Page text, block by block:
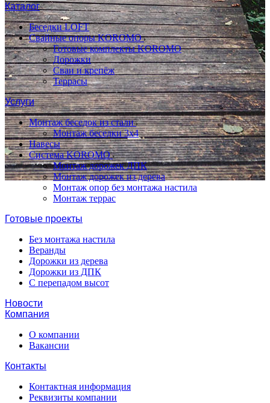
Каталог
Беседки LOFT
Свайные опоры KOROMO
Готовые комплекты KOROMO
Дорожки
Сваи и крепёж
Террасы
Услуги
Монтаж беседок из стали
Монтаж беседки 3х4
Навесы
Система KOROMO
Монтаж дорожек ДПК
Монтаж дорожек из дерева
Монтаж опор без монтажа настила
Монтаж террас
Готовые проекты
Без монтажа настила
Веранды
Дорожки из дерева
Дорожки из ДПК
С перепадом высот
Новости
Компания
О компании
Вакансии
Контакты
Контактная информация
Реквизиты компании